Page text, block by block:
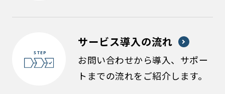
サービス導入の流れ
お問い合わせから導入、サポー
トまでの流れをご紹介します。